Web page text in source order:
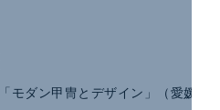
「モダン甲冑とデザイン」（愛媛県